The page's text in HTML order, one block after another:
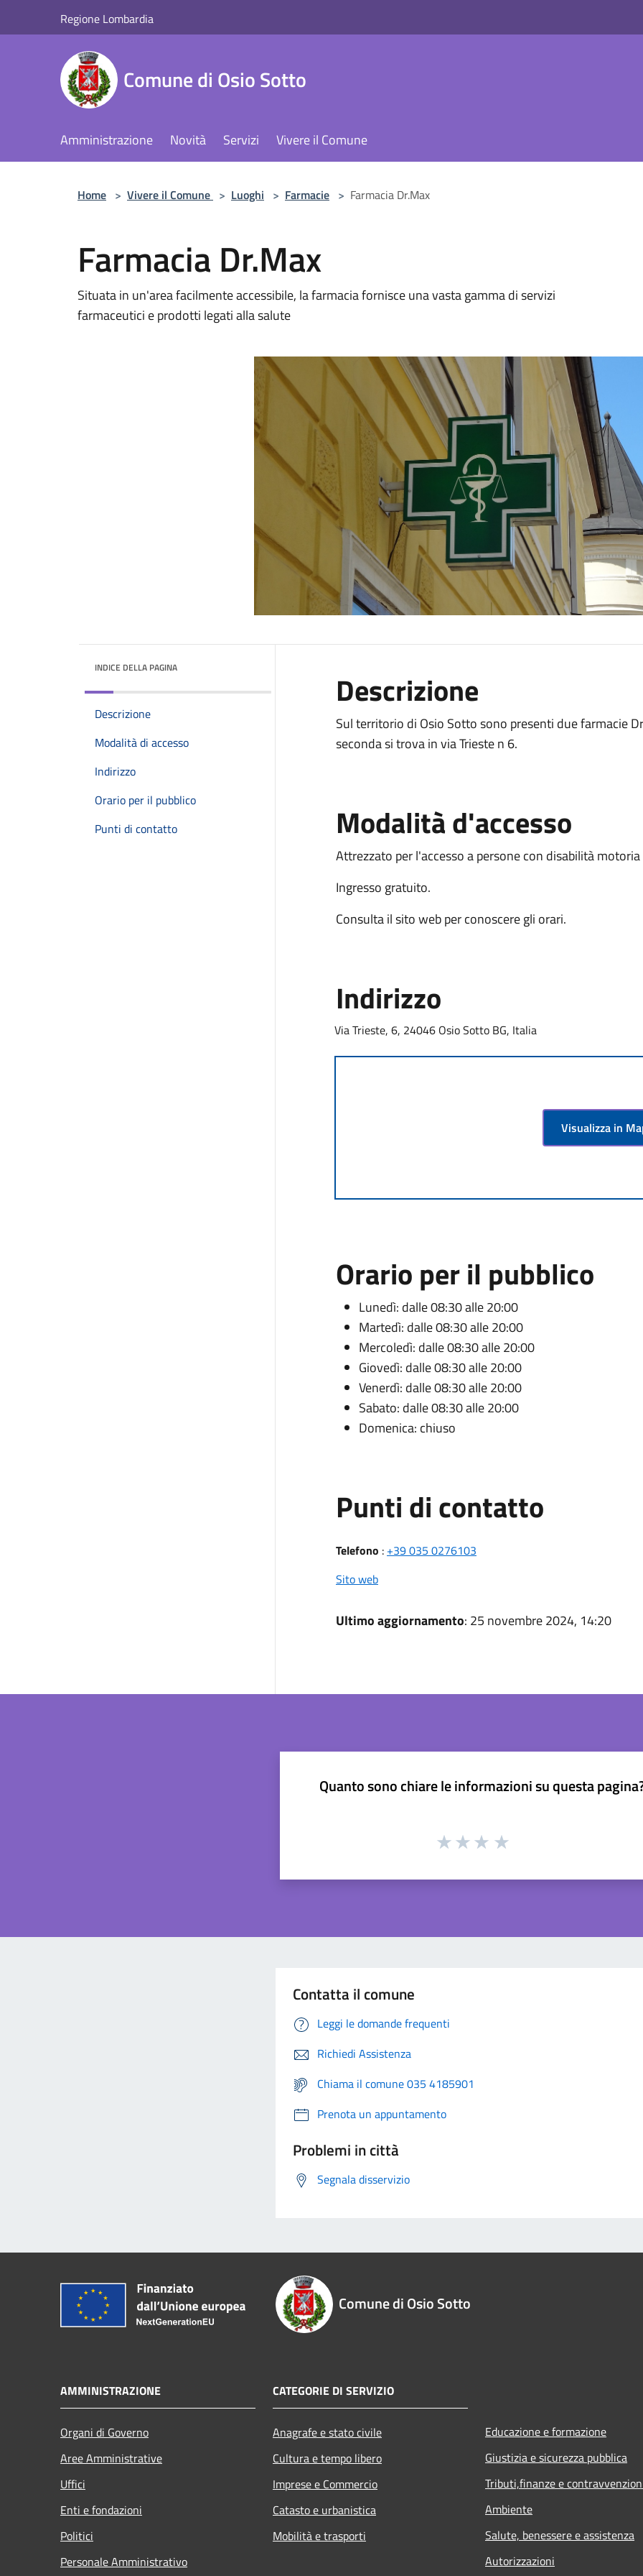
Regione Lombardia
Comune di Osio Sotto
Amministrazione Novità Servizi Vivere il Comune
Home > Vivere il Comune > Luoghi > Farmacie > Farmacia Dr.Max
Farmacia Dr.Max
Situata in un'area facilmente accessibile, la farmacia fornisce una vasta gamma di servizi
farmaceutici e prodotti legati alla salute
INDICE DELLA PAGINA
Descrizione
Modalità di accesso
Indirizzo
Orario per il pubblico
Punti di contatto
Descrizione
Sul territorio di Osio Sotto sono presenti due farmacie
seconda si trova in via Trieste n 6.
Modalità d'accesso
Attrezzato per l'accesso a persone con disabilità
Ingresso gratuito.
Consulta il sito web per conoscere gli orari.
Indirizzo
Via Trieste, 6, 24046 Osio Sotto BG, Italia
Visualizza in
Orario per il pubblico
Lunedì: dalle 08:30 alle 20:00
Martedì: dalle 08:30 alle 20:00
Mercoledì: dalle 08:30 alle 20:00
Giovedì: dalle 08:30 alle 20:00
Venerdì: dalle 08:30 alle 20:00
Sabato: dalle 08:30 alle 20:00
Domenica: chiuso
Punti di contatto
Telefono : +39 035 0276103
Sito web
Ultimo aggiornamento: 25 novembre 2024, 14:20
Quanto sono chiare le informazioni su questa
Contatta il comune
Leggi le domande frequenti
Richiedi Assistenza
Chiama il comune 035 4185901
Prenota un appuntamento
Problemi in città
Segnala disservizio
Comune di Osio Sotto
AMMINISTRAZIONE
Organi di Governo
Aree Amministrative
Uffici
Enti e fondazioni
Politici
Personale Amministrativo
CATEGORIE DI SERVIZIO
Anagrafe e stato civile
Cultura e tempo libero
Imprese e Commercio
Catasto e urbanistica
Mobilità e trasporti
Educazione e formazione
Giustizia e sicurezza pubblica
Tributi,finanze e
Ambiente
Salute, benessere e assistenza
Autorizzazioni